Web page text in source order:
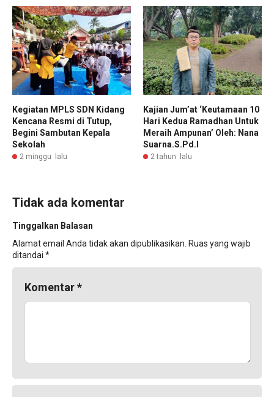
Kegiatan MPLS SDN Kidang
Kencana Resmi di Tutup,
Begini Sambutan Kepala
Sekolah
2 minggu lalu
Kajian Jum’at ‘Keutamaan 10
Hari Kedua Ramadhan Untuk
Meraih Ampunan’ Oleh: Nana
Suarna.S.Pd.I
2 tahun lalu
Tidak ada komentar
Tinggalkan Balasan
Alamat email Anda tidak akan dipublikasikan. Ruas yang wajib
ditandai *
Komentar*